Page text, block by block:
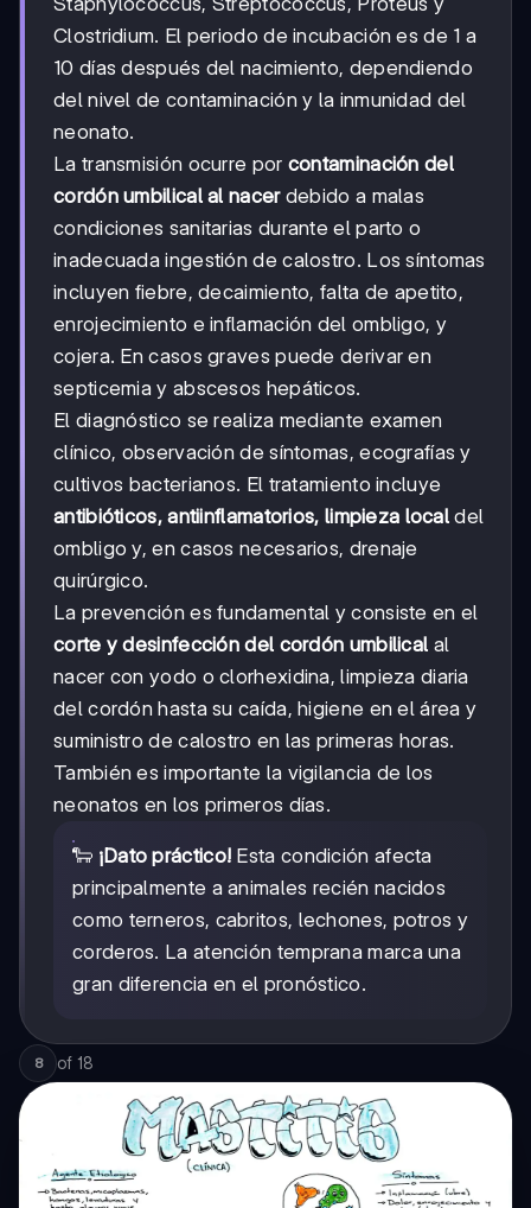
Clostridium. El periodo de incubación es de 1 a
10 días después del nacimiento, dependiendo
del nivel de contaminación y la inmunidad del
neonato.
La transmisión ocurre por contaminación del
cordón umbilical al nacerdebido a malas
condiciones sanitarias durante el parto o
inadecuada ingestión de calostro. Los síntomas
incluyen fiebre, decaimiento, falta de apetito,
enrojecimiento e inflamación del ombligo, y
cojera. En casos graves puede derivar en
septicemia y abscesos hepáticos.
El diagnóstico se realiza mediante examen
clínico, observación de síntomas, ecografías y
cultivos bacterianos. El tratamiento incluye
antibióticos, antiinflamatorios, limpieza local del
ombligo y, en casos necesarios, drenaje
quirúrgico.
La prevención es fundamental y consiste en el
corte y desinfección del cordón umbilical al
nacer con yodo o clorhexidina, limpieza diaria
del cordón hasta su caída, higiene en el área y
suministro de calostro en las primeras horas.
También es importante la vigilancia de los
neonatos en los primeros días.
🐑 ¡Dato práctico! Esta condición afecta
principalmente a animales recién nacidos
como terneros, cabritos, lechones, potros y
corderos. La atención temprana marca una
gran diferencia en el pronóstico.
8 of 18